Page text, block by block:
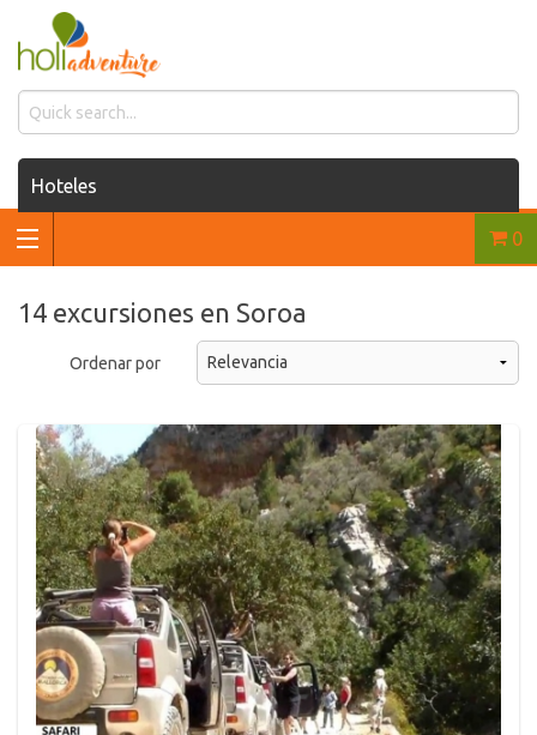
Hoteles
Casas de renta
Renta de autos
Traslados
0
14 excursiones en Soroa
Ordenar por